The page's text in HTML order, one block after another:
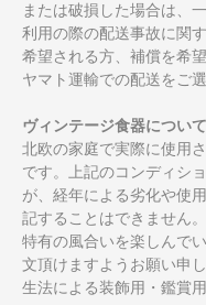
または破損した場合は、
利用の際の配送事故に関
希望される方、補償を希
ヤマト運輸での配送をご
ヴィンテージ食器について
北欧の家庭で実際に使用
です。上記のコンディシ
が、経年による劣化や使
記することはできません
特有の風合いを楽しんで
文頂けますようお願い申
生法による装飾用・鑑賞